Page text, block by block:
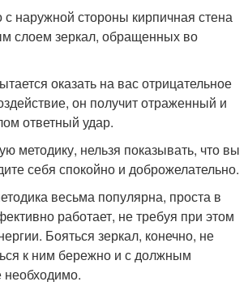
с наружной стороны кирпичная стена
слоем зеркал, обращенных во
оказать на вас отрицательное
он получит отраженный и
ответный удар.
методику, нельзя показывать, что вы
себя спокойно и доброжелательно.
весьма популярна, проста в
работает, не требуя при этом
Бояться зеркал, конечно, не
к ним бережно и с должным
необходимо.